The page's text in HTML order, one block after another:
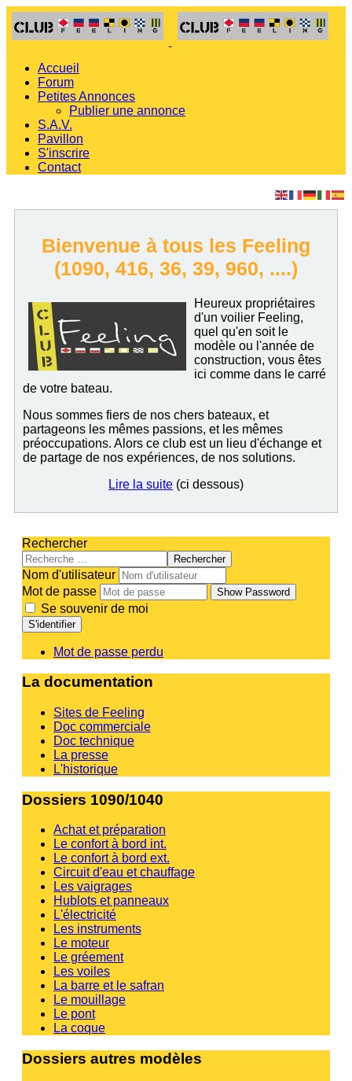
Accueil
Forum
Petites Annonces
Publier une annonce
S.A.V.
Pavillon
S'inscrire
Contact
Bienvenue à tous les Feeling
(1090, 416, 36, 39, 960, ....)
Heureux propriétaires
d'un voilier Feeling,
quel qu'en soit le
modèle ou l'année de
construction, vous êtes
ici comme dans le carré
de votre bateau.
Nous sommes fiers de nos chers bateaux, et
partageons les mêmes passions, et les mêmes
préoccupations. Alors ce club est un lieu d'échange et
de partage de nos expériences, de nos solutions.
Lire la suite (ci dessous)
Rechercher
Rechercher
Nom d'utilisateur
Mot de passe
Show Password
Se souvenir de moi
S'identifier
Mot de passe perdu
La documentation
Sites de Feeling
Doc commerciale
Doc technique
La presse
L'historique
Dossiers 1090/1040
Achat et préparation
Le confort à bord int.
Le confort à bord ext.
Circuit d'eau et chauffage
Les vaigrages
Hublots et panneaux
L'électricité
Les instruments
Le moteur
Le gréement
Les voiles
La barre et le safran
Le mouillage
Le pont
La coque
Dossiers autres modèles